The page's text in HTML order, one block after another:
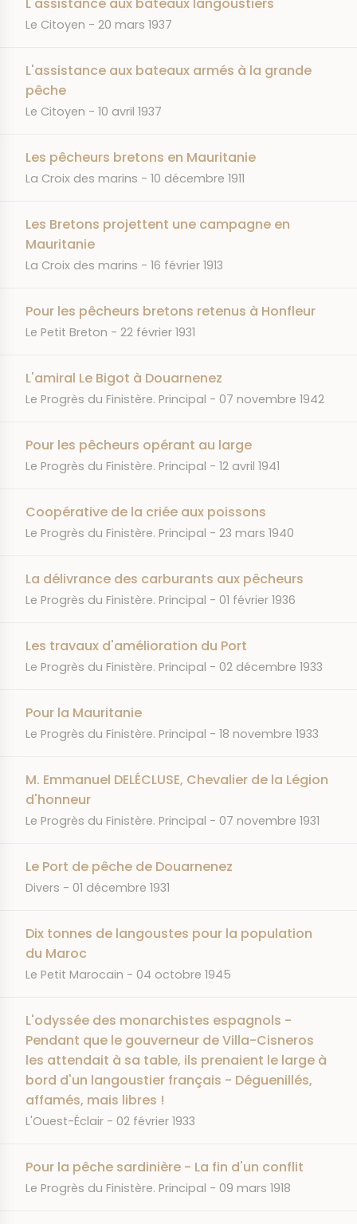
JOURNAL
Le Citoyen DATE
20 mars 1937
L'assistance aux bateaux armés à la grande
pêche
JOURNAL
Le Citoyen DATE
10 avril 1937
Les pêcheurs bretons en Mauritanie
JOURNAL
La Croix des marins DATE
10 décembre 1911
Les Bretons projettent une campagne en
Mauritanie
JOURNAL
La Croix des marins DATE
16 février 1913
Pour les pêcheurs bretons retenus à Honfleur
JOURNAL
Le Petit Breton DATE
22 février 1931
L'amiral Le Bigot à Douarnenez
JOURNAL
Le Progrès du Finistère. Principal DATE
07 novembre 1942
Pour les pêcheurs opérant au large
JOURNAL
Le Progrès du Finistère. Principal DATE
12 avril 1941
Coopérative de la criée aux poissons
JOURNAL
Le Progrès du Finistère. Principal DATE
23 mars 1940
La délivrance des carburants aux pêcheurs
JOURNAL
Le Progrès du Finistère. Principal DATE
01 février 1936
Les travaux d'amélioration du Port
JOURNAL
Le Progrès du Finistère. Principal DATE
02 décembre 1933
Pour la Mauritanie
JOURNAL
Le Progrès du Finistère. Principal DATE
18 novembre 1933
M. Emmanuel DELÉCLUSE, Chevalier de la Légion
d'honneur
JOURNAL
Le Progrès du Finistère. Principal DATE
07 novembre 1931
Le Port de pêche de Douarnenez
JOURNAL
Divers DATE
01 décembre 1931
Dix tonnes de langoustes pour la population
du Maroc
JOURNAL
Le Petit Marocain DATE
04 octobre 1945
L'odyssée des monarchistes espagnols -
Pendant que le gouverneur de Villa-Cisneros
les attendait à sa table, ils prenaient le large à
bord d'un langoustier français - Déguenillés,
affamés, mais libres !
JOURNAL
L'Ouest-Éclair DATE
02 février 1933
Pour la pêche sardinière - La fin d'un conflit
JOURNAL
Le Progrès du Finistère. Principal DATE
09 mars 1918